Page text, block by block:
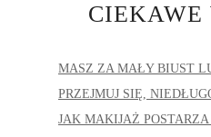
CIEKAWE
MASZ ZA MAŁY BIUST
PRZEJMUJ SIĘ,
JAK MAKIJAŻ